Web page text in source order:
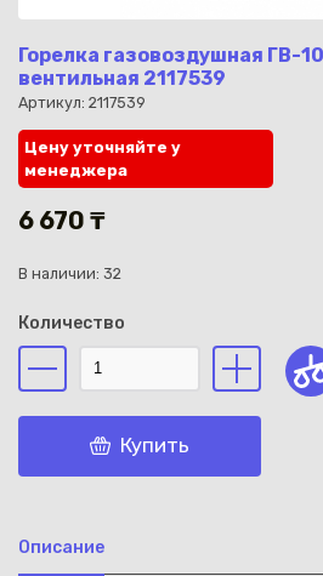
Горелка газовоздушная ГВ-
вентильная 2117539
Артикул: 2117539
Цену уточняйте у
менеджера
6 670 ₸
В наличии: 32
Количество
Купить
Описание